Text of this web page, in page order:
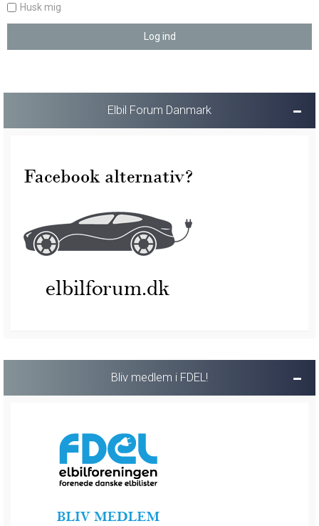
Husk mig
Elbil Forum Danmark
Bliv medlem i FDEL!